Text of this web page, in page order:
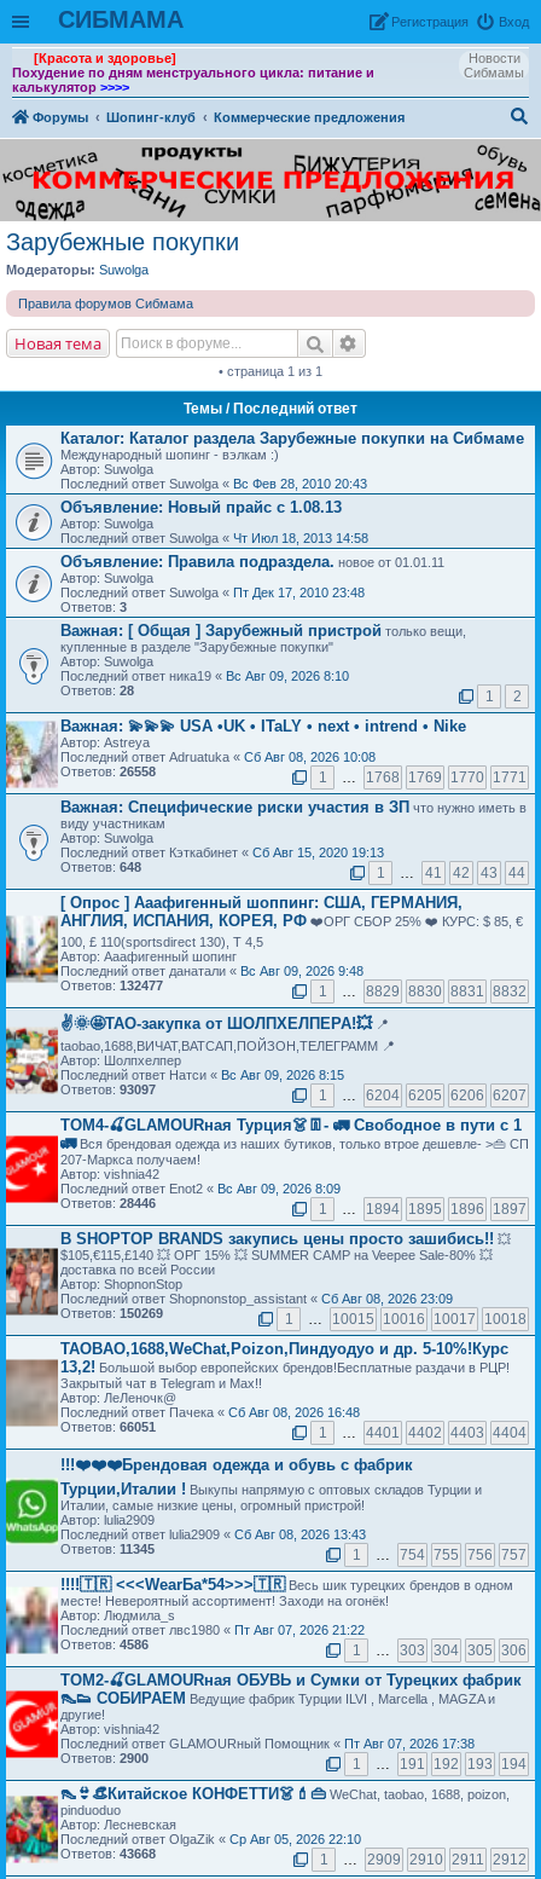
СИБМАМА Вход
Рeгиcтpaция
Новости
Сибмамы
[Красота и здоровье]
Похудение по дням менструального цикла: питание и
калькулятор >>>>
Форумы Шопинг-клуб
Коммерческие предложения
ск
Зарубежные покупки
Модераторы: Suwolga
Правила форумов Сибмама
Новая тема
• страница 1 из 1
Темы / Последний ответ
Каталог: Каталог раздела Зарубежные покупки на Сибмаме
Международный шопинг - вэлкам :)
Автор: Suwolga
Последний ответ Suwolga « Вс Фев 28, 2010 20:43
Объявление: Новый прайс с 1.08.13
Автор: Suwolga
Последний ответ Suwolga « Чт Июл 18, 2013 14:58
Объявление: Правила подраздела. новое от 01.01.11
Автор: Suwolga
Последний ответ Suwolga « Пт Дек 17, 2010 23:48
Ответов: 3
Важная: [ Общая ] Зарубежный пристрой только вещи,
купленные в разделе "Зарубежные покупки"
Автор: Suwolga
Последний ответ ника19 « Вс Авг 09, 2026 8:10
Ответов: 28 1 2
Важная: 💫💫💫 USA •UK • ITaLY • next • intrend • Nike
Автор: Astreya
Последний ответ Adruatuka « Сб Авг 08, 2026 10:08
Ответов: 26558 1 … 1768 1769 1770 1771
Важная: Специфические риски участия в ЗП что нужно иметь в
виду участникам
Автор: Suwolga
Последний ответ Кэткабинет « Сб Авг 15, 2020 19:13
Ответов: 648 1 … 41 42 43 44
[ Опрос ] Ааафигенный шоппинг: США, ГЕРМАНИЯ,
АНГЛИЯ, ИСПАНИЯ, КОРЕЯ, РФ ❤️ОРГ СБОР 25% ❤️ КУРС: $ 85, €
100, £ 110(sportsdirect 130), Т 4,5
Автор: Ааафигенный шопинг
Последний ответ данатали « Вс Авг 09, 2026 9:48
Ответов: 132477 1 … 8829 8830 8831 8832
✌️🌞🤩ТАО-закупка от ШОЛПХЕЛПЕРА!💥📍
taobao,1688,ВИЧАТ,ВАТСАП,ПОЙЗОН,ТЕЛЕГРАММ 📍
Автор: Шолпхелпер
Последний ответ Натси « Вс Авг 09, 2026 8:15
Ответов: 93097 1 … 6204 6205 6206 6207
ТОМ4-🍒GLAMOURная Турция👗👖- 🚛 Свободное в пути с 1
🚛Вся брендовая одежда из наших бутиков, только втрое дешевле- >👜 СП
207-Маркса получаем!
Автор: vishnia42
Последний ответ Enot2 « Вс Авг 09, 2026 8:09
Ответов: 28446 1 … 1894 1895 1896 1897
В SHOPTOP BRANDS закупись цены просто зашибись!! 💥
$105,€115,£140 💥 ОРГ 15% 💥 SUMMER CAMP на Veepee Sale-80% 💥
доставка по всей России
Автор: ShopnonStop
Последний ответ Shopnonstop_assistant « Сб Авг 08, 2026 23:09
Ответов: 150269 1 … 10015 10016 10017 10018
TAOBAO,1688,WeChat,Poizon,Пиндуодуо и др. 5-10%!Курс
13,2! Большой выбор европейских брендов!Бесплатные раздачи в РЦР!
Закрытый чат в Telegram и Max!!
Автор: ЛеЛеночк@
Последний ответ Пачека « Сб Авг 08, 2026 16:48
Ответов: 66051 1 … 4401 4402 4403 4404
!!!❤️❤️❤️Брендовая одежда и обувь с фабрик
Турции,Италии ! Выкупы напрямую с оптовых складов Турции и
Италии, самые низкие цены, огромный пристрой!
Автор: lulia2909
Последний ответ lulia2909 « Сб Авг 08, 2026 13:43
Ответов: 11345 1 … 754 755 756 757
!!!!🇹🇷 <<<WearБа*54>>>🇹🇷Весь шик турецких брендов в одном
месте! Невероятный ассортимент! Заходи на огонёк!
Автор: Людмила_s
Последний ответ лвс1980 « Пт Авг 07, 2026 21:22
Ответов: 4586 1 … 303 304 305 306
ТОМ2-🍒GLAMOURная ОБУВЬ и Сумки от Турецких фабрик
👠👟 СОБИРАЕМ Ведущие фабрик Турции ILVI , Marcella , MAGZA и
другие!
Автор: vishnia42
Последний ответ GLAMOURный Помощник « Пт Авг 07, 2026 17:38
Ответов: 2900 1 … 191 192 193 194
👠👙👒Китайское КОНФЕТТИ👗💄👜 WeChat, taobao, 1688, poizon,
pinduoduo
Автор: Лесневская
Последний ответ OlgaZik « Ср Авг 05, 2026 22:10
Ответов: 43668 1 … 2909 2910 2911 2912